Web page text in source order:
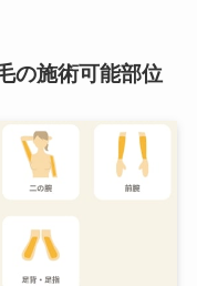
の施術可能部位